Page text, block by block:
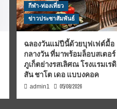
กีฬา-ท่องเที่ยว
ข่าวประชาสัมพันธ์
ฉลองวันแม่ปีนี้ด้วยบุฟเฟต์มื้อ
กลางวัน ที่มาพร้อมล็อบสเตอร์
ภูเก็ตย่างรสเลิศณ โรงแรมเรดิ
สัน ชาโต เดอ แบบงคอค
admin1 05/08/2026